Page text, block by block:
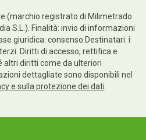
(marchio registrato di Milimetrado
S.L.). Finalità: invio di informazioni
giuridica: consenso.Destinatari: i
Diritti di accesso, rettifica e
altri diritti come da ulteriori
dettagliate sono disponibili nel
e sulla protezione dei dati